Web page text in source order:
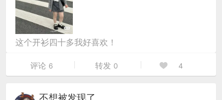
这个开衫四十多我好喜欢！
评论 6 转发 0 4
不想被发现了